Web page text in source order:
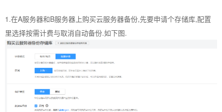
1.在A服务器和B服务器上购买云服务器备份,先要申请个存储库,配置
里选择按需计费与取消自动备份.如下图.